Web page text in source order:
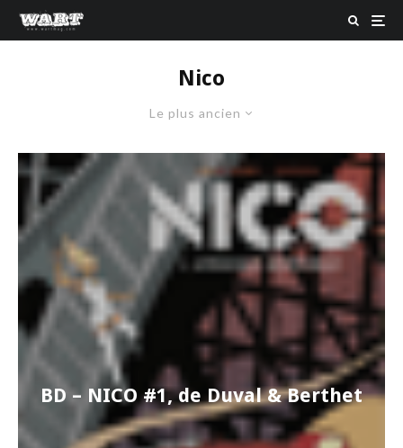
Nico
Le plus ancien
BD – NICO #1, de Duval & Berthet